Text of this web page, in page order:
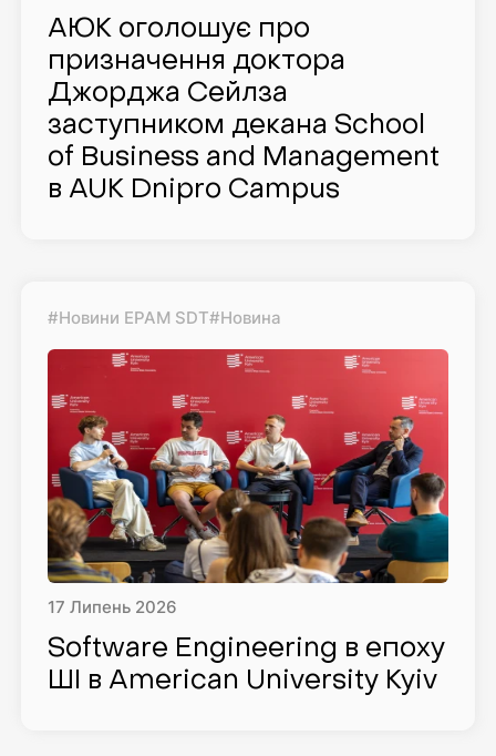
АЮК оголошує про
призначення доктора
Джорджа Сейлза
заступником декана School
of Business and Management
в AUK Dnipro Campus
#Новини EPAM SDT#Новина
17Липень 2026
Software Engineering в епоху
ШІ в American University Kyiv